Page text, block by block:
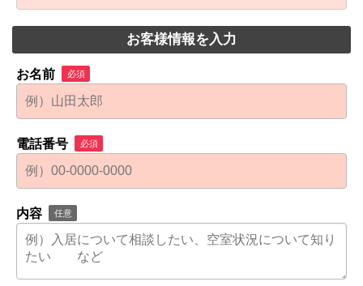
お客様情報を入力
お名前 必須
電話番号 必須
内容 任意